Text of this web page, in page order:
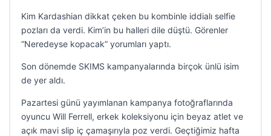
Kim Kardashian dikkat çeken bu kombinle iddialı selfie
pozları da verdi. Kim’in bu halleri dile düştü. Görenler
“Neredeyse kopacak” yorumları yaptı.
Son dönemde SKIMS kampanyalarında birçok ünlü isim
de yer aldı.
Pazartesi günü yayımlanan kampanya fotoğraflarında
oyuncu Will Ferrell, erkek koleksiyonu için beyaz atlet ve
açık mavi slip iç çamaşırıyla poz verdi. Geçtiğimiz hafta